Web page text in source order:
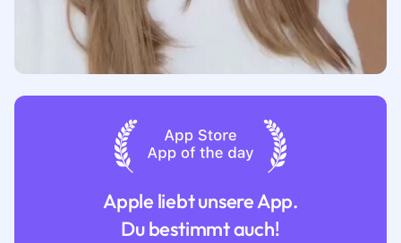
Apple liebt unsere App.
Du bestimmt auch!